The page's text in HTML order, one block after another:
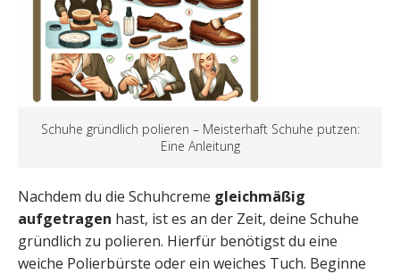
Schuhe gründlich polieren – Meisterhaft Schuhe putzen:
Eine Anleitung
Nachdem du die Schuhcreme gleichmäßig
aufgetragen hast, ist es an der Zeit, deine Schuhe
gründlich zu polieren. Hierfür benötigst du eine
weiche Polierbürste oder ein weiches Tuch. Beginne